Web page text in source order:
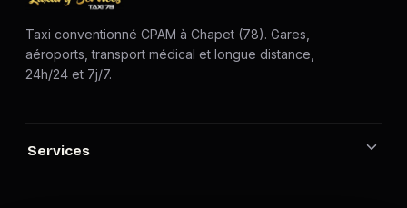
Taxi conventionné CPAM à Chapet (78). Gares,
aéroports, transport médical et longue distance,
24h/24 et 7j/7.
Services